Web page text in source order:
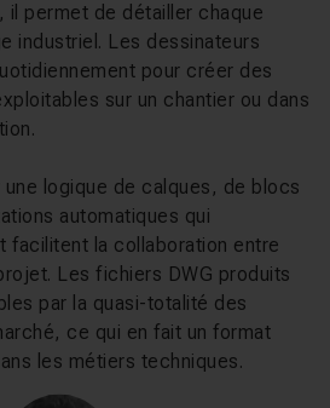
il permet de détailler chaque
industriel. Les dessinateurs
pour créer des
sur un chantier ou dans
logique de calques, de blocs
automatiques qui
facilitent la collaboration entre
Les fichiers DWG produits
par la quasi-totalité des
ce qui en fait un format
les métiers techniques.